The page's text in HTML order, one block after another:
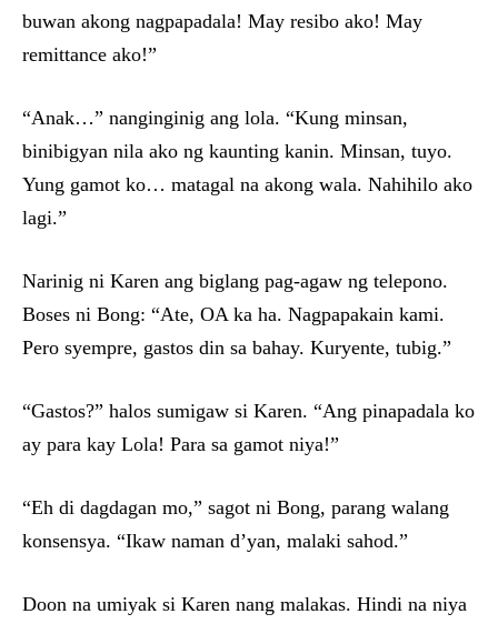
buwan akong nagpapadala! May resibo ako! May
remittance ako!”
“Anak…” nanginginig ang lola. “Kung minsan,
binibigyan nila ako ng kaunting kanin. Minsan, tuyo.
Yung gamot ko… matagal na akong wala. Nahihilo ako
lagi.”
Narinig ni Karen ang biglang pag-agaw ng telepono.
Boses ni Bong: “Ate, OA ka ha. Nagpapakain kami.
Pero syempre, gastos din sa bahay. Kuryente, tubig.”
“Gastos?” halos sumigaw si Karen. “Ang pinapadala ko
ay para kay Lola! Para sa gamot niya!”
“Eh di dagdagan mo,” sagot ni Bong, parang walang
konsensya. “Ikaw naman d’yan, malaki sahod.”
Doon na umiyak si Karen nang malakas. Hindi na niya